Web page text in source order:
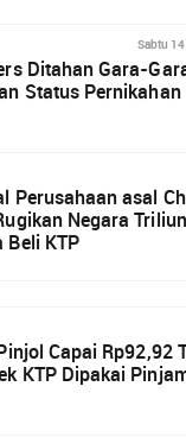
Sabtu
Ditahan Gara-
Status Pernikahan
Perusahaan asal
Negara
Beli KTP
Capai Rp92,92
KTP Dipakai